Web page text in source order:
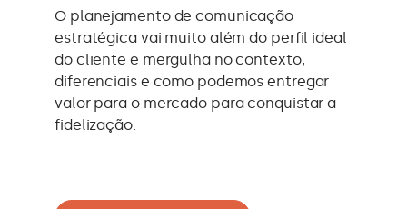
O planejamento de comunicação
estratégica vai muito além do perfil ideal
do cliente e mergulha no contexto,
diferenciais e como podemos entregar
valor para o mercado para conquistar a
fidelização.